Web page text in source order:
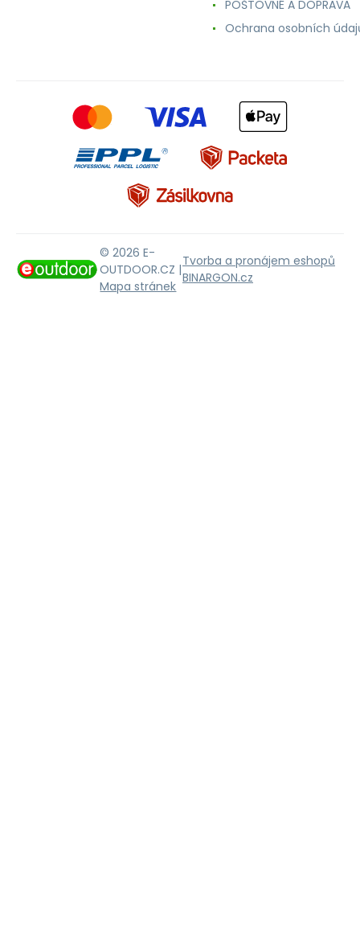
POŠTOVNÉ A DOPRAVA
Ochrana osobních
© 2026 E-
OUTDOOR.CZ |
Mapa stránek
Tvorba a pronájem eshopů
BINARGON.cz